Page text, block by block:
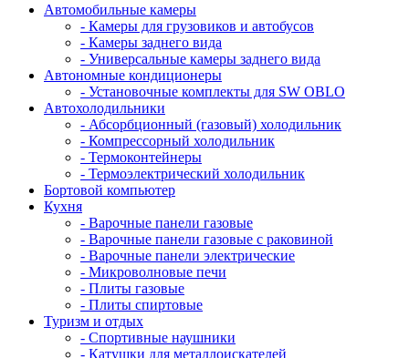
Автомобильные камеры
- Камеры для грузовиков и автобусов
- Камеры заднего вида
- Универсальные камеры заднего вида
Автономные кондиционеры
- Установочные комплекты для SW OBLO
Автохолодильники
- Абсорбционный (газовый) холодильник
- Компрессорный холодильник
- Термоконтейнеры
- Термоэлектрический холодильник
Бортовой компьютер
Кухня
- Варочные панели газовые
- Варочные панели газовые с раковиной
- Варочные панели электрические
- Микроволновые печи
- Плиты газовые
- Плиты спиртовые
Туризм и отдых
- Cпортивные наушники
- Катушки для металлоискателей